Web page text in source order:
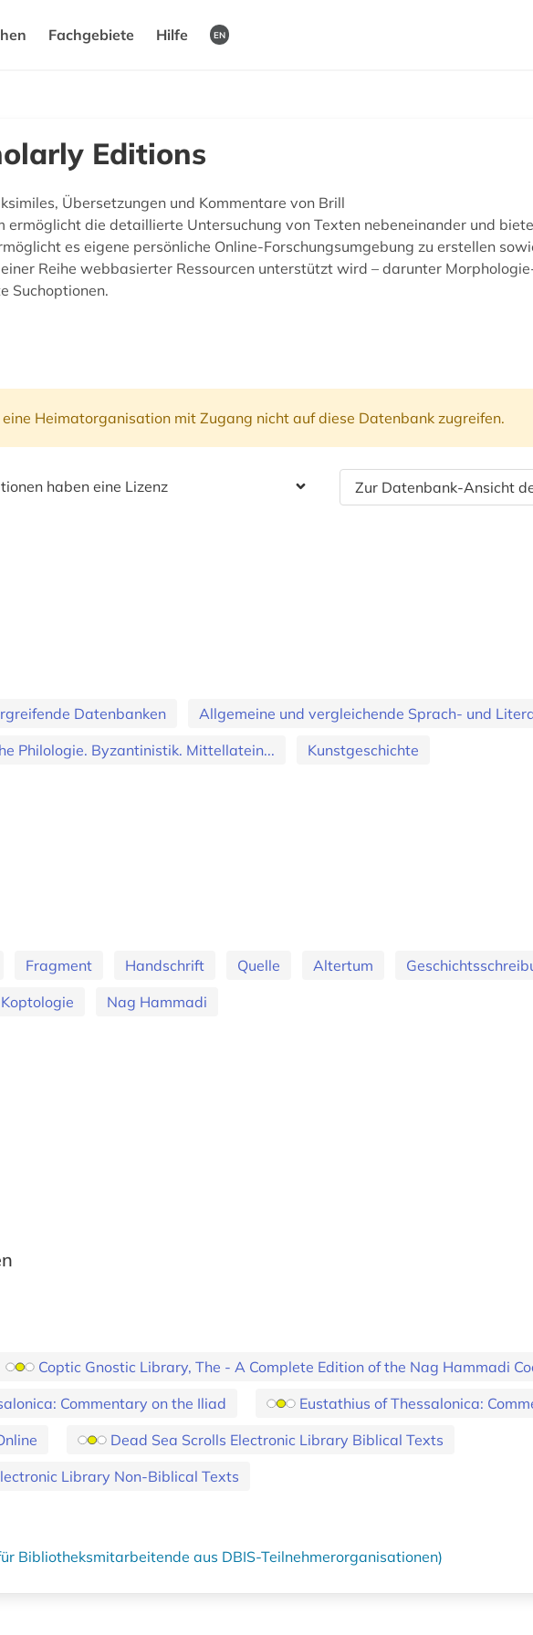
Fachgebiete Hilfe EN
Editions
Übersetzungen und Kommentare von Brill
ermöglicht die detaillierte Untersuchung von Texten nebeneinander und
es eigene persönliche Online-Forschungsumgebung zu erstellen
Reihe webbasierter Ressourcen unterstützt wird – darunter
Suchoptionen.
eine Heimatorganisation mit Zugang nicht auf diese Datenbank zugreifen.
haben eine Lizenz Zur Datenbank-Ansicht
Datenbanken Allgemeine und vergleichende Sprach- und
Philologie. Byzantinistik. Mittellatein... Kunstgeschichte
Fragment Handschrift Quelle Altertum
Koptologie Nag Hammadi
Coptic Gnostic Library, The - A Complete Edition of the Nag Hammadi
Commentary on the Iliad
Eustathius of Thessalonica:
Dead Sea Scrolls Electronic Library Biblical Texts
Library Non-Biblical Texts
Bibliotheksmitarbeitende aus DBIS-Teilnehmerorganisationen)